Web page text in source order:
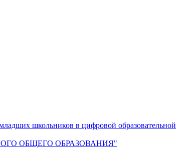
школьников в цифровой образовательной
ОБЩЕГО ОБРАЗОВАНИЯ"